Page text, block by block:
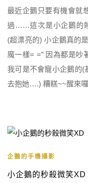
最近企鵝只要有機會就
過……這次是小企鵝的
(超漂亮的) 小企鵝真的
魔一樣= =” 因為都是吵
我可是不會寵小企鵝的(
去抱她….) 糟糕~~醒來
企鵝的手機攝影
小企鵝的秒殺微笑XD